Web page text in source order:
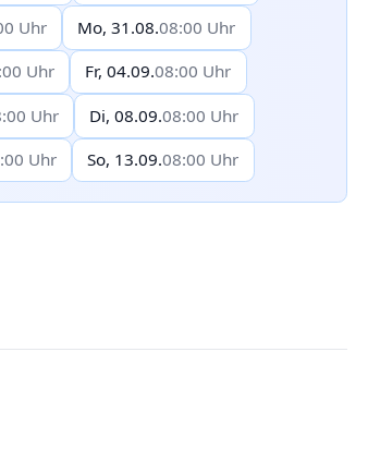
Uhr Mo, 31.08.08:00 Uhr
Uhr Fr, 04.09.08:00 Uhr
Uhr Di, 08.09.08:00 Uhr
Uhr So, 13.09.08:00 Uhr